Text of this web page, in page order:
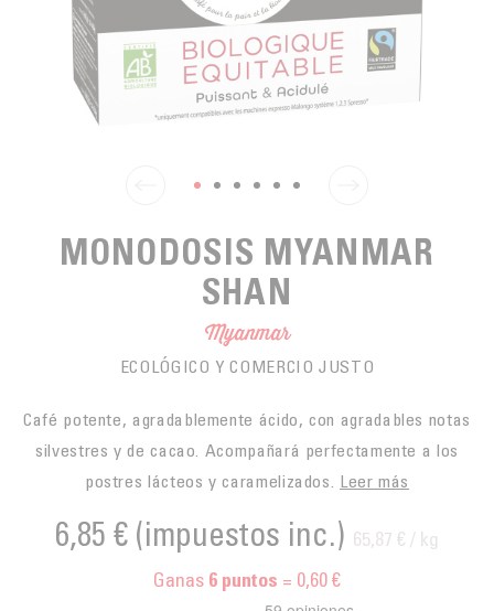
CAFÉS JUSTOS
ACCESORIOS PARA EL TÉ
PARA PICAR
PARA LLEVAR
GAMA BARISTA
BLOG CAFÉ
LA SOCIEDAD
LOS PEQUEÑOS PRODUCTORES
ACTIVIDADES
MONODOSIS MYANMAR
SHAN
Myanmar
ECOLÓGICO Y COMERCIO JUSTO
Café potente, agradablemente ácido, con agradables notas
silvestres y de cacao. Acompañará perfectamente a los
postres lácteos y caramelizados. Leer más
6,85 € (impuestos inc.) 65,87 € / kg
Ganas 6 puntos = 0,60 €